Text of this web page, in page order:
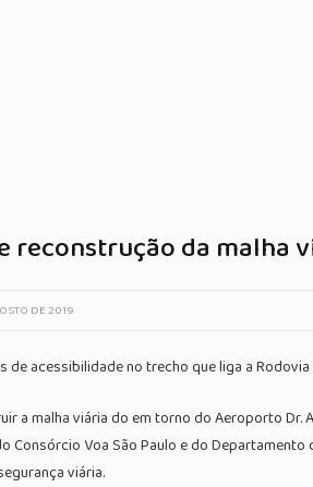
reconstrução da malha
DE 2019
acessibilidade no trecho que liga a
a malha viária do em torno do Aeroporto
Consórcio Voa São Paulo e do
viária.